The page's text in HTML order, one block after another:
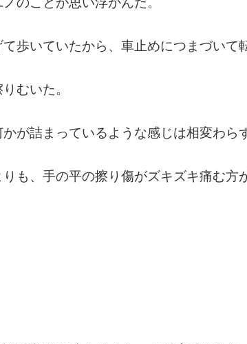
歩いていたから、車止めにつまづいて
むいた。
が詰まっているような感じは相変わら
も、手の平の擦り傷がズキズキ痛む方